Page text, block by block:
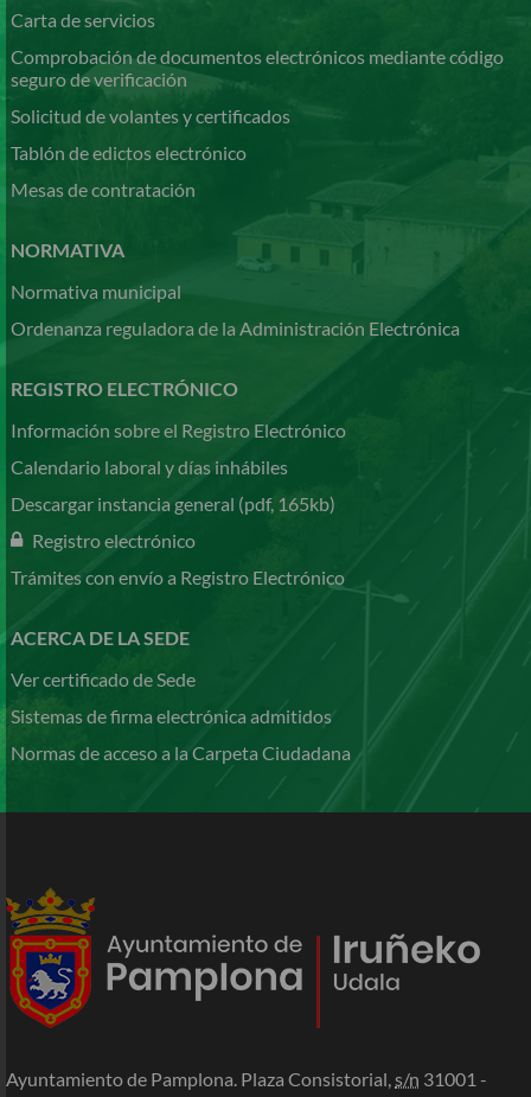
Carta de servicios
Comprobación de documentos electrónicos mediante código
seguro de verificación
Solicitud de volantes y certificados
Tablón de edictos electrónico
Mesas de contratación
NORMATIVA
Normativa municipal
Ordenanza reguladora de la Administración Electrónica
REGISTRO ELECTRÓNICO
Información sobre el Registro Electrónico
Calendario laboral y días inhábiles
Descargar instancia general (pdf, 165kb)
Registro electrónico
Trámites con envío a Registro Electrónico
ACERCA DE LA SEDE
Ver certificado de Sede
Sistemas de firma electrónica admitidos
Normas de acceso a la Carpeta Ciudadana
Ayuntamiento de Pamplona. Plaza Consistorial,s/n 31001 -